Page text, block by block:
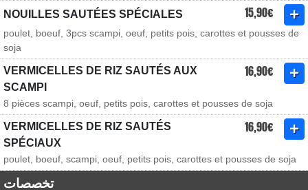
NOUILLES SAUTÉES SPÉCIALES 15,90€
poulet, boeuf, 3pcs scampi, oeuf, petits pois, carottes et pousses de
soja
VERMICELLES DE RIZ SAUTÉS AUX
SCAMPI
16,90€
8 pièces scampi, oeuf, petits pois, carottes et pousses de soja
VERMICELLES DE RIZ SAUTÉS
SPÉCIAUX
16,90€
poulet, boeuf, scampi, oeuf, petits pois, carottes et pousses de soja
تخصصات